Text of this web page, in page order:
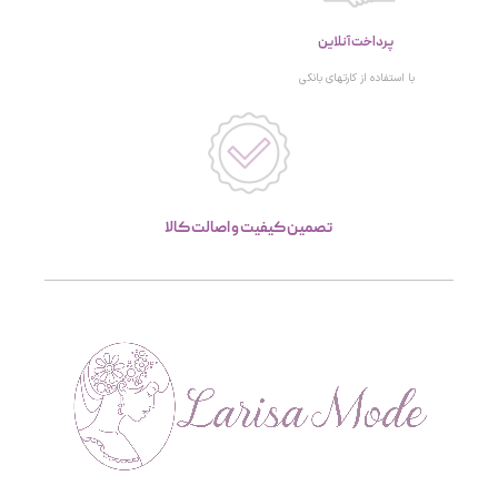
پرداخت آنلاین
با استفاده از کارتهای بانکی
تصمین کیفیت و اصالت کالا